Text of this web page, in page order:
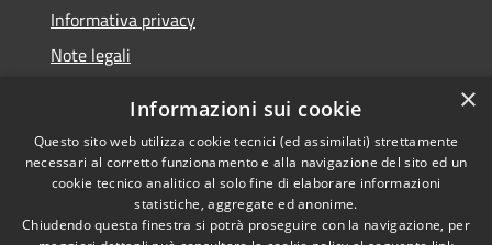
Informativa privacy
Note legali
Whisteblowing
RSS Copyright © 2026 • Comune di
×
Informazioni sui cookie
Questo sito web utilizza cookie tecnici (ed assimilati) strettamente
necessari al corretto funzionamento e alla navigazione del sito ed un
cookie tecnico analitico al solo fine di elaborare informazioni
statistiche, aggregate ed anonime.
Chiudendo questa finestra si potrà proseguire con la navigazione, per